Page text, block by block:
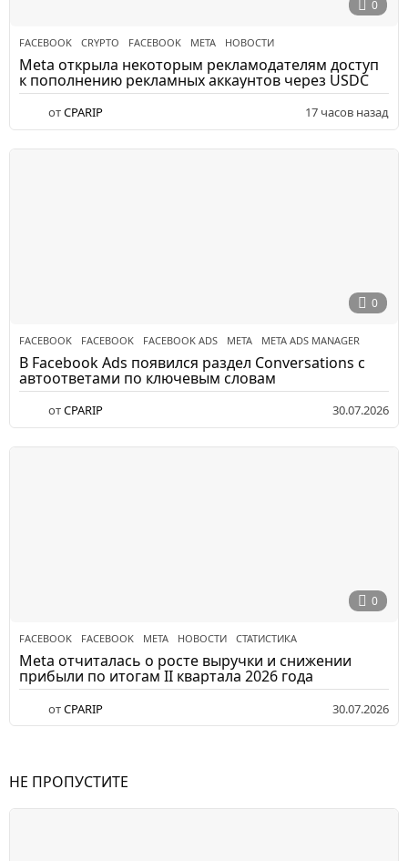
0
FACEBOOK CRYPTO ,FACEBOOK ,META ,НОВОСТИ
Meta открыла некоторым рекламодателям доступ
к пополнению рекламных аккаунтов через USDC
отCPARIP 17 часов назад
0
FACEBOOK FACEBOOK ,FACEBOOK ADS ,META ,META ADS MANAGER
В Facebook Ads появился раздел Conversations с
автоответами по ключевым словам
отCPARIP 30.07.2026
0
FACEBOOK FACEBOOK ,META ,НОВОСТИ ,СТАТИСТИКА
Meta отчиталась о росте выручки и снижении
прибыли по итогам II квартала 2026 года
отCPARIP 30.07.2026
НЕ ПРОПУСТИТЕ